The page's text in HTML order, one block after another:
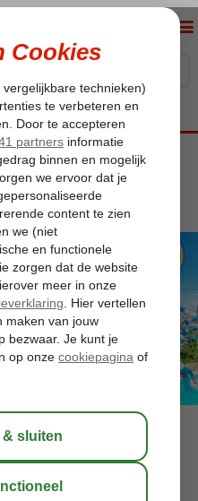
Limra